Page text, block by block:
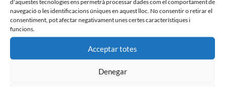
d'aquestes tecnologies ens permetrà processar dades com el comportament de
navegació o les identificacions úniques en aquest lloc. No consentir o retirar el
consentiment, pot afectar negativament unes certes característiques i
funcions.
Acceptar totes
Denegar
𝑽𝒆𝒏𝒊𝒎 𝒅’𝒖𝒏𝒂 𝒈𝒓𝒂𝒏 𝒃𝒂𝒕𝒂𝒍𝒍𝒂…𝒊 𝒂𝒏𝒆𝒎 𝒂 𝒑𝒆𝒓 𝒍𝒂 𝒔𝒆𝒈𝒖̈𝒆𝒏𝒕